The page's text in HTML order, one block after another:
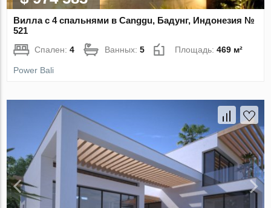
Вилла с 4 спальнями в Canggu, Бадунг, Индонезия №
521
Спален:4 Ванных:5 Площадь:469 м²
Power Bali